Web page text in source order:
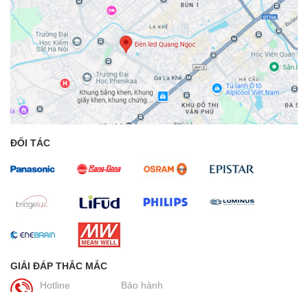
ĐỐI TÁC
GIẢI ĐÁP THẮC MẮC
Hotline
Bảo hành